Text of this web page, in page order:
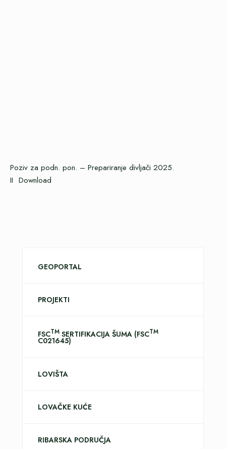
Poziv za podn. pon. – Prepariranje divljači 2025.
II Download
GEOPORTAL
PROJEKTI
FSCTM SERTIFIKACIJA ŠUMA (FSCTM
C021645)
LOVIŠTA
LOVAČKE KUĆE
RIBARSKA PODRUČJA